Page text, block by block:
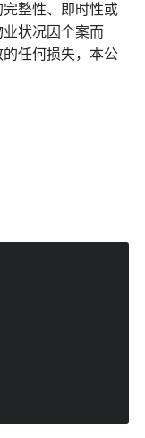
整性、即时性或
状况因个案而
任何损失，本公